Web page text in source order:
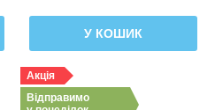
У КОШИК
Акція
Відправимо